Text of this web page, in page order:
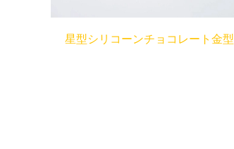
星型シリコーンチョコレート金型